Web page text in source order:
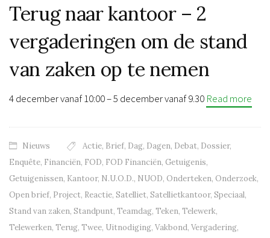
Terug naar kantoor – 2
vergaderingen om de stand
van zaken op te nemen
4 december vanaf 10:00 – 5 december vanaf 9.30 Read more
Nieuws Actie, Brief, Dag, Dagen, Debat, Dossier,
Enquête, Financiën, FOD, FOD Financiën, Getuigenis,
Getuigenissen, Kantoor, N.U.O.D., NUOD, Onderteken, Onderzoek,
Open brief, Project, Reactie, Satelliet, Satellietkantoor, Speciaal,
Stand van zaken, Standpunt, Teamdag, Teken, Telewerk,
Telewerken, Terug, Twee, Uitnodiging, Vakbond, Vergadering,